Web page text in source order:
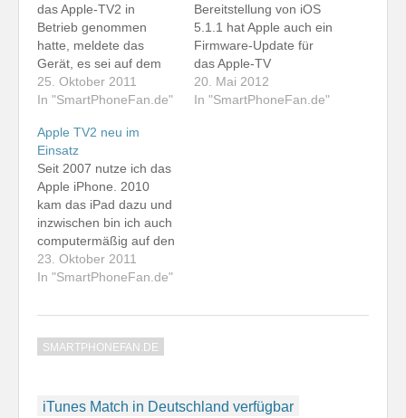
das Apple-TV2 in
Betrieb genommen
hatte, meldete das
Gerät, es sei auf dem
aktuellen Software-
Stand. Heute war in
lesen, ein Update sei
verfügbar. Dieses habe
ich gerade installiert. In
einer knappen halben
Stunde war alles
erledigt. Neue
Funktionen sind die
Airplay-
Synchronisierung, eine
25. Oktober 2011
In "SmartPhoneFan.de"
Bereitstellung von iOS
5.1.1 hat Apple auch ein
Firmware-Update für
das Apple-TV
veröffentlicht. Nun habe
auch ich die neue
20. Mai 2012
In "SmartPhoneFan.de"
Apple TV2 neu im
Einsatz
Seit 2007 nutze ich das
Apple iPhone. 2010
kam das iPad dazu und
inzwischen bin ich auch
computermäßig auf den
Mac umgestiegen -
zumindest im privaten
auch das Apple TV2,
109 Euro bekommt und
gerufen…
23. Oktober 2011
In "SmartPhoneFan.de"
SMARTPHONEFAN.DE
Beitragsnavigation
iTunes Match in Deutschland verfügbar